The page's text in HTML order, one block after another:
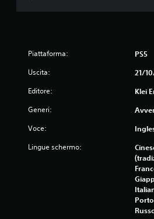
Piattaforma: PS5
Uscita: 21/
Editore: Klei
Generi:
Voce:
Lingue schermo: